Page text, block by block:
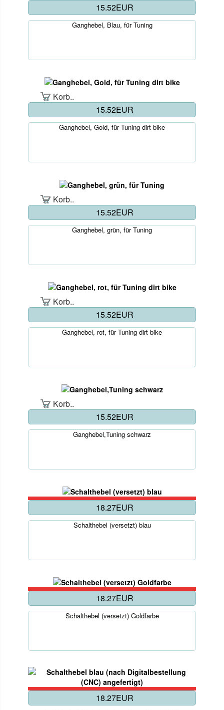
15.52EUR
Ganghebel, Blau, für Tuning
Korb..
15.52EUR
Ganghebel, Gold, für Tuning dirt bike
Korb..
15.52EUR
Ganghebel, grün, für Tuning
Korb..
15.52EUR
Ganghebel, rot, für Tuning dirt bike
Korb..
15.52EUR
Ganghebel,Tuning schwarz
18.27EUR
Schalthebel (versetzt) blau
18.27EUR
Schalthebel (versetzt) Goldfarbe
18.27EUR